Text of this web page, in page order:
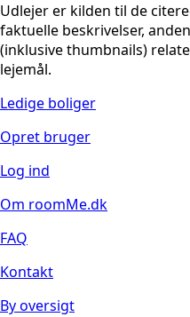
Udlejer er kilden til de
faktuelle beskrivelser,
(inklusive thumbnails)
lejemål.
Ledige boliger
Opret bruger
Log ind
Om roomMe.dk
FAQ
Kontakt
By oversigt